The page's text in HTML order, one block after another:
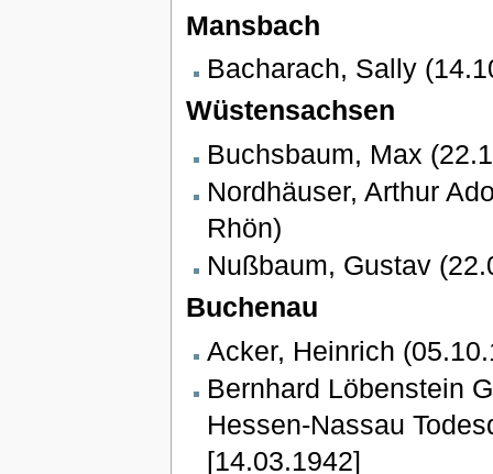
Mansbach
Bacharach, Sally
Wüstensachsen
Buchsbaum, Max
Nordhäuser, Arthur
Rhön)
Nußbaum, Gustav
Buchenau
Acker, Heinrich
Bernhard Löbenstein
Hessen-Nassau
[14.03.1942]